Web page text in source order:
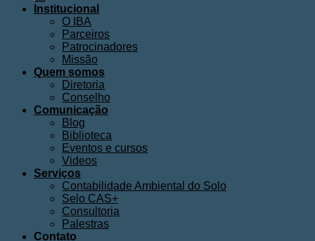
Institucional
O IBA
Parceiros
Patrocinadores
Missão
Quem somos
Diretoria
Conselho
Comunicação
Blog
Biblioteca
Eventos e cursos
Videos
Serviços
Contabilidade Ambiental do Solo
Selo CAS+
Consultoria
Palestras
Contato